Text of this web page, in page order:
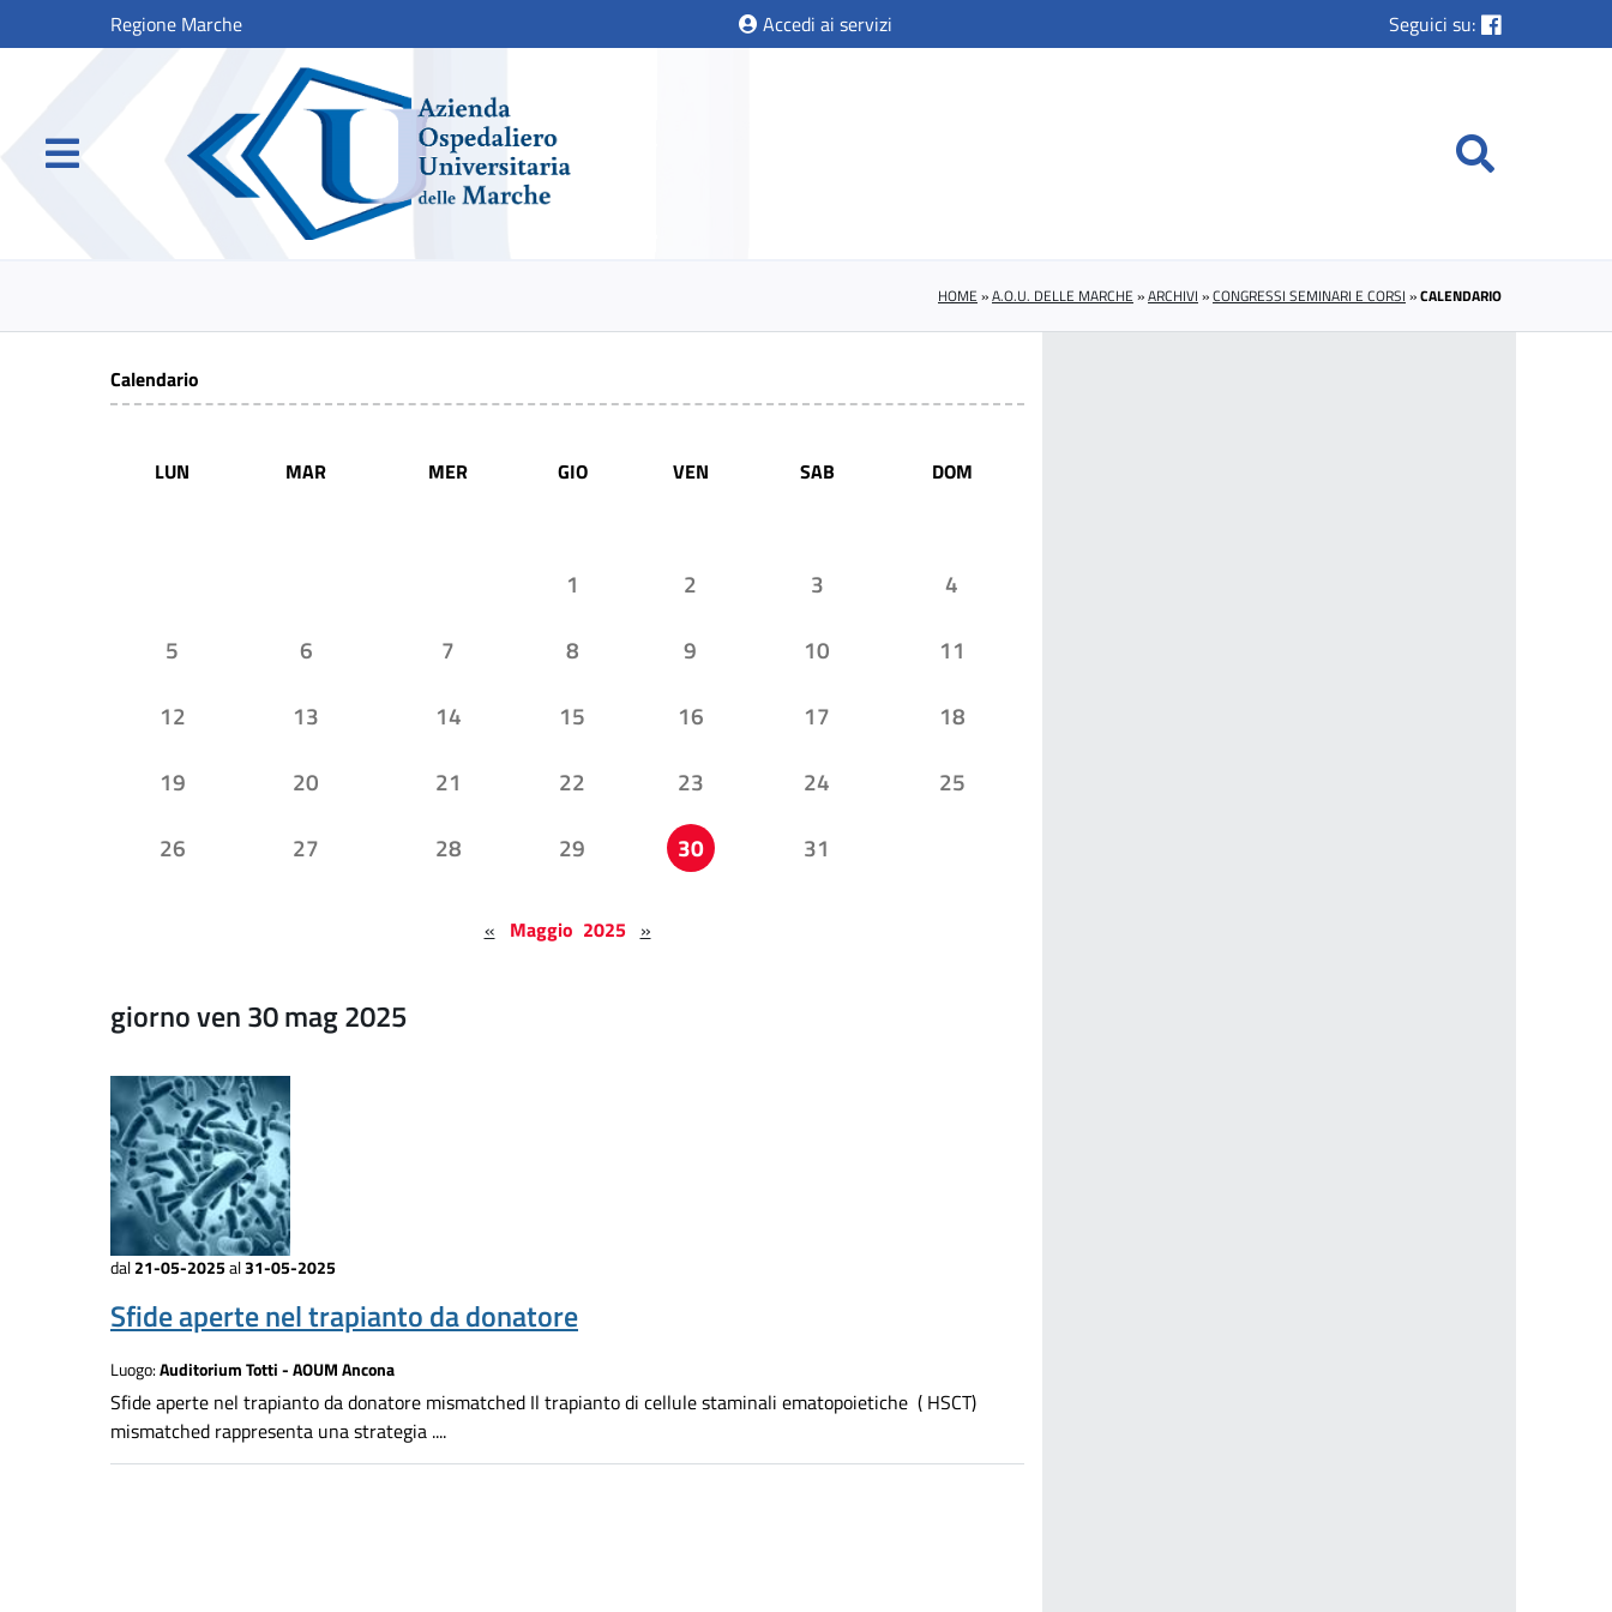
Regione Marche Accedi ai servizi Seguici su:
HOME »A.O.U. DELLE MARCHE »ARCHIVI »CONGRESSI SEMINARI E CORSI »CALENDARIO
Calendario
LUN MAR MER GIO VEN SAB DOM
1 2 3
4
5
6 7 8 9 10
11
12
13 14 15 16 17
18
19
20 21 22 23 24
25
26
27 28 29 30 31
« Maggio 2025 »
giorno ven 30 mag 2025
dal21-05-2025 al31-05-2025
Sfide aperte nel trapianto da donatore
Luogo:Auditorium Totti - AOUM Ancona
Sfide aperte nel trapianto da donatore mismatched Il trapianto di cellule staminali ematopoietiche ( HSCT)
mismatched rappresenta una strategia ....